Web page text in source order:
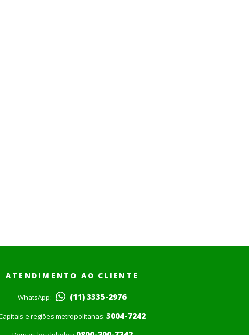
ATENDIMENTO AO CLIENTE
WhatsApp: (11) 3335-2976
e regiões metropolitanas: 3004-7242